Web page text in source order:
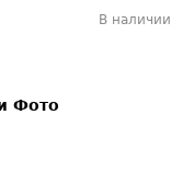
В наличии